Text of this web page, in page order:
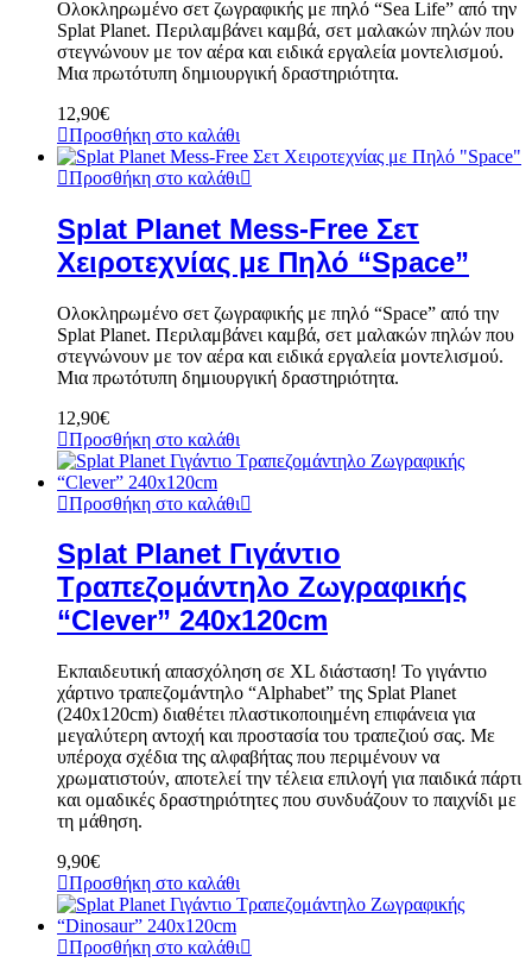
Ολοκληρωμένο σετ ζωγραφικής με πηλό “Sea Life” από την
Splat Planet. Περιλαμβάνει καμβά, σετ μαλακών πηλών που
στεγνώνουν με τον αέρα και ειδικά εργαλεία μοντελισμού.
Μια πρωτότυπη δημιουργική δραστηριότητα.
12,90€
Προσθήκη στο καλάθι
Προσθήκη στο καλάθι
Splat Planet Mess-Free Σετ
Χειροτεχνίας με Πηλό “Space”
Ολοκληρωμένο σετ ζωγραφικής με πηλό “Space” από την
Splat Planet. Περιλαμβάνει καμβά, σετ μαλακών πηλών που
στεγνώνουν με τον αέρα και ειδικά εργαλεία μοντελισμού.
Μια πρωτότυπη δημιουργική δραστηριότητα.
12,90€
Προσθήκη στο καλάθι
Προσθήκη στο καλάθι
Splat Planet Γιγάντιο
Τραπεζομάντηλο Ζωγραφικής
“Clever” 240x120cm
Εκπαιδευτική απασχόληση σε XL διάσταση! Το γιγάντιο
χάρτινο τραπεζομάντηλο “Alphabet” της Splat Planet
(240x120cm) διαθέτει πλαστικοποιημένη επιφάνεια για
μεγαλύτερη αντοχή και προστασία του τραπεζιού σας. Με
υπέροχα σχέδια της αλφαβήτας που περιμένουν να
χρωματιστούν, αποτελεί την τέλεια επιλογή για παιδικά πάρτι
και ομαδικές δραστηριότητες που συνδυάζουν το παιχνίδι με
τη μάθηση.
9,90€
Προσθήκη στο καλάθι
Προσθήκη στο καλάθι